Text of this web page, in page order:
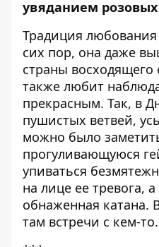
увяданием розовых
Традиция любования
сих пор, она даже
страны восходящего
также любит
прекрасным. Так, в
пушистых ветвей,
можно было
прогуливающуюся
упиваться
на лице ее тревога, а
обнаженная катана.
там встречи с кем-то.